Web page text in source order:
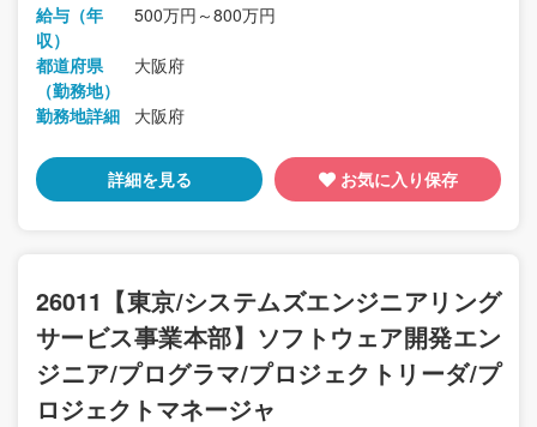
給与（年
収）
500万円～800万円
都道府県
（勤務地）
大阪府
勤務地詳細 大阪府
詳細を見る お気に入り保存
26011【東京/システムズエンジニアリング
サービス事業本部】ソフトウェア開発エン
ジニア/プログラマ/プロジェクトリーダ/プ
ロジェクトマネージャ